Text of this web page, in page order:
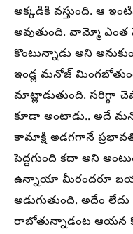
అక్కడికి వస్తుంది. ఆ
అవుతుంది. వామ్మో
కొంటున్నాడు అని
ఇండ్ల మనోజ్
మాట్లాడుతుంది. సరిగ్గా
కూడా అంటాడు.. అదే
కామాక్షి అడగగానే
పెద్దగుంది కదా అని
ఉన్నాయా మీరందరూ
అడుగుతుంది. అదేం
రాబోతున్నాడంట ఆయన